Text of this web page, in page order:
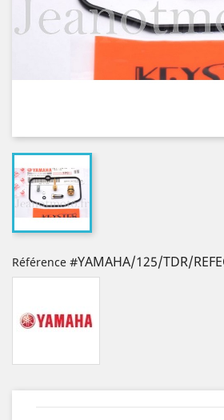
Référence #YAMAHA/125/TDR/